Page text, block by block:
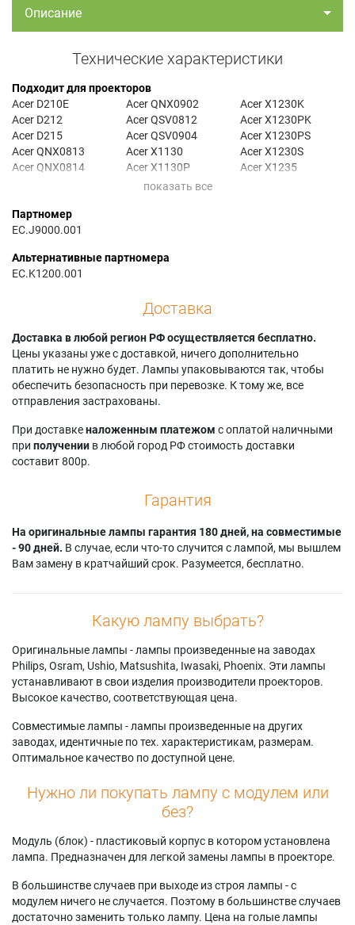
Описание
Технические характеристики
Подходит для проекторов
Acer D210E
Acer D212
Acer D215
Acer QNX0813
Acer QNX0814
Acer QNX0902
Acer QSV0812
Acer QSV0904
Acer X1130
Acer X1130P
Acer X1130PA
Acer X1230K
Acer X1230PK
Acer X1230PS
Acer X1230S
Acer X1235
Партномер
EC.J9000.001
Альтернативные партномера
EC.K1200.001
Доставка
Доставка в любой регион РФ осуществляется бесплатно.
Цены указаны уже с доставкой, ничего дополнительно
платить не нужно будет. Лампы упаковываются так, чтобы
обеспечить безопасность при перевозке. К тому же, все
отправления застрахованы.
При доставкеналоженным платежом с оплатой наличными
при получении в любой город РФ стоимость доставки
составит 800р.
Гарантия
На оригинальные лампы гарантия 180 дней, на совместимые
- 90 дней. В случае, если что-то случится с лампой, мы вышлем
Вам замену в кратчайший срок. Разумеется, бесплатно.
Какую лампу выбрать?
Оригинальные лампы - лампы произведенные на заводах
Philips, Osram, Ushio, Matsushita, Iwasaki, Phoenix. Эти лампы
устанавливают в свои изделия производители проекторов.
Высокое качество, соответствующая цена.
Совместимые лампы - лампы произведенные на других
заводах, идентичные по тех. характеристикам, размерам.
Оптимальное качество по доступной цене.
Нужно ли покупать лампу с модулем или
без?
Модуль (блок) - пластиковый корпус в котором установлена
лампа. Предназначен для легкой замены лампы в проекторе.
В большинстве случаев при выходе из строя лампы - с
модулем ничего не случается. Поэтому в большинстве случаев
достаточно заменить только лампу. Цена на голые лампы